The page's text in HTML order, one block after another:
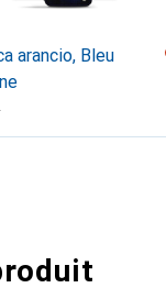
arancio, Bleu